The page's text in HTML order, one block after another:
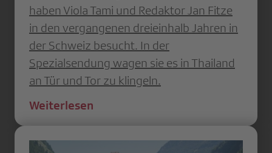
haben Viola Tami und Redaktor Jan Fitze
in den vergangenen dreieinhalb Jahren in
der Schweiz besucht. In der
Spezialsendung wagen sie es in Thailand
an Tür und Tor zu klingeln.
Weiterlesen